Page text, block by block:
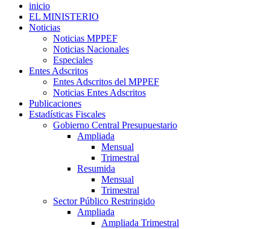
inicio
EL MINISTERIO
Noticias
Noticias MPPEF
Noticias Nacionales
Especiales
Entes Adscritos
Entes Adscritos del MPPEF
Noticias Entes Adscritos
Publicaciones
Estadísticas Fiscales
Gobierno Central Presupuestario
Ampliada
Mensual
Trimestral
Resumida
Mensual
Trimestral
Sector Público Restringido
Ampliada
Ampliada Trimestral